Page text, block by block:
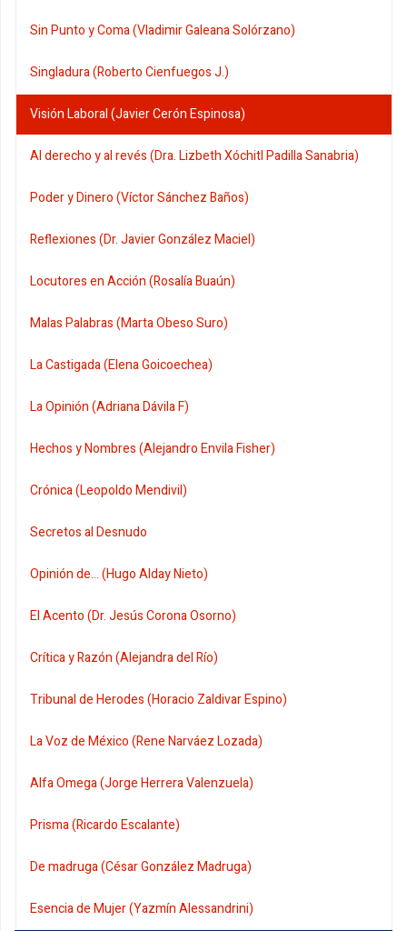
Sin Punto y Coma (Vladimir Galeana Solórzano)
Singladura (Roberto Cienfuegos J.)
Visión Laboral (Javier Cerón Espinosa)
Al derecho y al revés (Dra. Lizbeth Xóchitl Padilla Sanabria)
Poder y Dinero (Víctor Sánchez Baños)
Reflexiones (Dr. Javier González Maciel)
Locutores en Acción (Rosalía Buaún)
Malas Palabras (Marta Obeso Suro)
La Castigada (Elena Goicoechea)
La Opinión (Adriana Dávila F)
Hechos y Nombres (Alejandro Envila Fisher)
Crónica (Leopoldo Mendivil)
Secretos al Desnudo
Opinión de... (Hugo Alday Nieto)
El Acento (Dr. Jesús Corona Osorno)
Crítica y Razón (Alejandra del Río)
Tribunal de Herodes (Horacio Zaldivar Espino)
La Voz de México (Rene Narváez Lozada)
Alfa Omega (Jorge Herrera Valenzuela)
Prisma (Ricardo Escalante)
De madruga (César González Madruga)
Esencia de Mujer (Yazmín Alessandrini)